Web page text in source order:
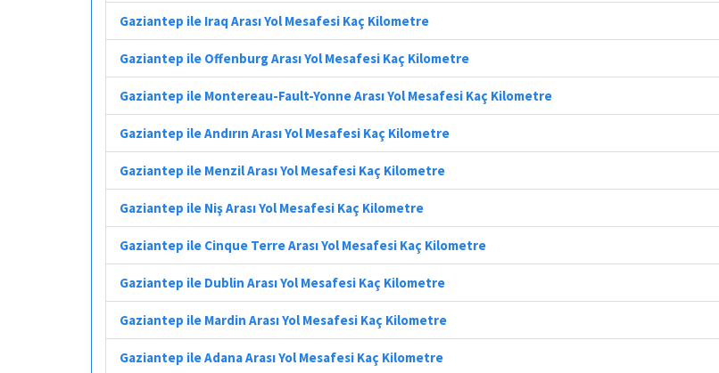
Gaziantep ile Iraq Arası Yol Mesafesi Kaç Kilometre
Gaziantep ile Offenburg Arası Yol Mesafesi Kaç Kilometre
Gaziantep ile Montereau-Fault-Yonne Arası Yol Mesafesi Kaç Kilometre
Gaziantep ile Andırın Arası Yol Mesafesi Kaç Kilometre
Gaziantep ile Menzil Arası Yol Mesafesi Kaç Kilometre
Gaziantep ile Niş Arası Yol Mesafesi Kaç Kilometre
Gaziantep ile Cinque Terre Arası Yol Mesafesi Kaç Kilometre
Gaziantep ile Dublin Arası Yol Mesafesi Kaç Kilometre
Gaziantep ile Mardin Arası Yol Mesafesi Kaç Kilometre
Gaziantep ile Adana Arası Yol Mesafesi Kaç Kilometre